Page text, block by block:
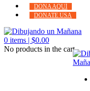
DONA AQUÍ
DONATE USA
0 items | $0.00
No products in the cart.